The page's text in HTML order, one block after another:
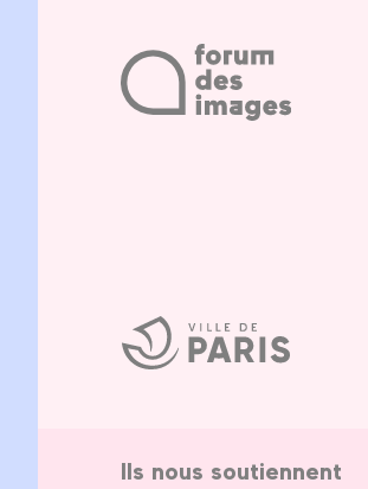
Ville
de
Paris
Ils nous soutiennent